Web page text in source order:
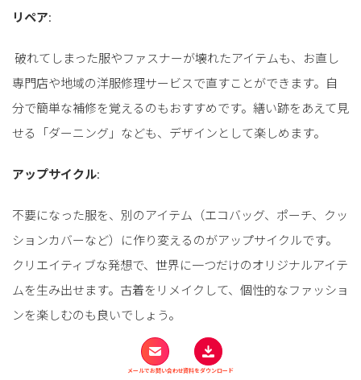
リペア:
破れてしまった服やファスナーが壊れたアイテムも、お直し
専門店や地域の洋服修理サービスで直すことができます。自
分で簡単な補修を覚えるのもおすすめです。繕い跡をあえて見
せる「ダーニング」なども、デザインとして楽しめます。
アップサイクル:
不要になった服を、別のアイテム（エコバッグ、ポーチ、クッ
ションカバーなど）に作り変えるのがアップサイクルです。
クリエイティブな発想で、世界に一つだけのオリジナルアイテ
ムを生み出せます。古着をリメイクして、個性的なファッショ
ンを楽しむのも良いでしょう。
おすすめのサステナブルファッションブラ
メールでお問い合わせ資料をダウンロード